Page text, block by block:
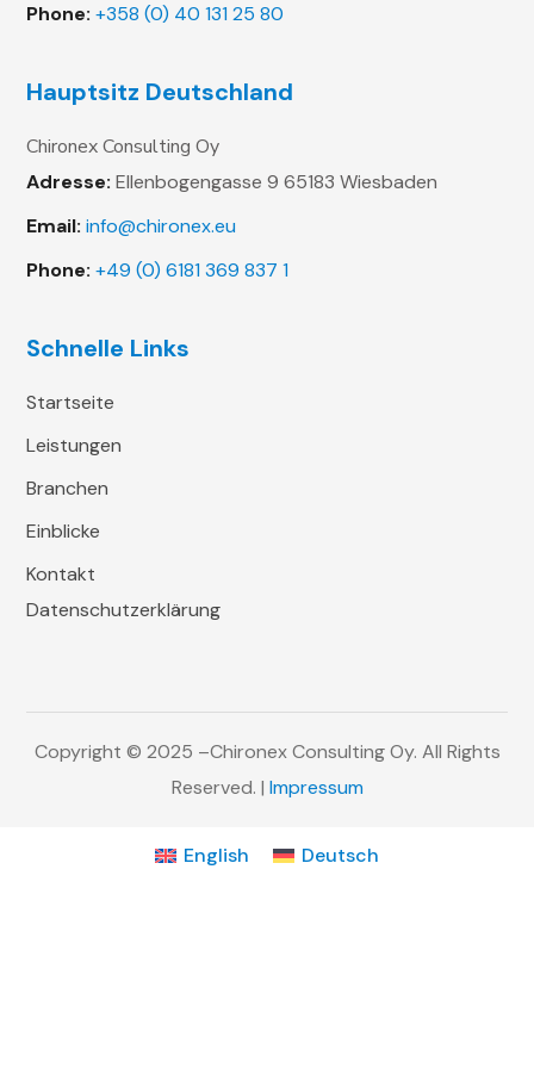
Phone: +358 (0) 40 131 25 80
Hauptsitz Deutschland
Chironex Consulting Oy
Adresse: Ellenbogengasse 9 65183 Wiesbaden
Email: info@chironex.eu
Phone: +49 (0) 6181 369 837 1
Schnelle Links
Startseite
Leistungen
Branchen
Einblicke
Kontakt
Datenschutzerklärung
Copyright © 2025 –Chironex Consulting Oy. All Rights
Reserved. | Impressum
English Deutsch